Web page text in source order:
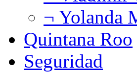
¬ Yolanda
Quintana Roo
Seguridad